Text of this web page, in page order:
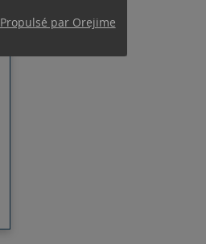
Propulsé par Orejime